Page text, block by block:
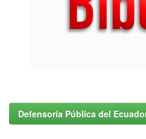
Defensoría Pública del